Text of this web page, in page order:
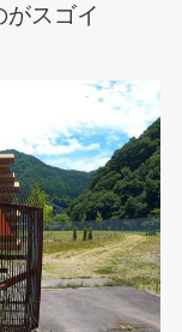
スゴイ